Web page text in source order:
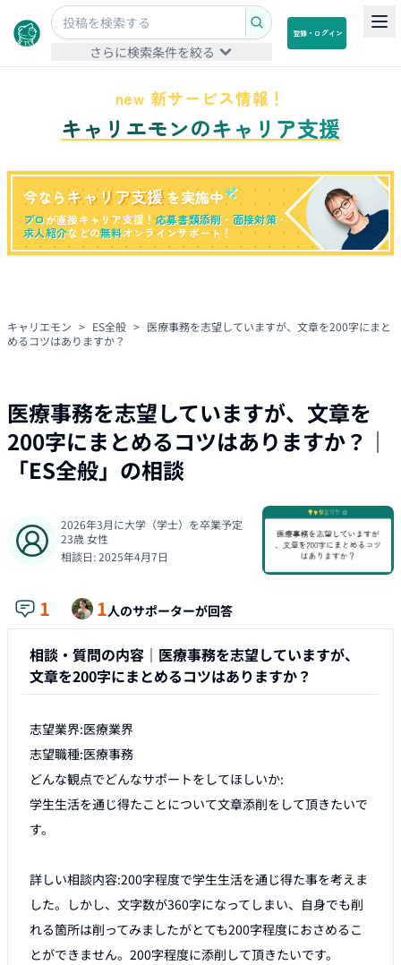
さらに検索条件を絞る
登録・ログイン
new 新サービス情報！
キャリエモンのキャリア支援
今なら キャリア支援 を実施中
プロが直接キャリア支援！応募書類添削 ・ 面接対策・
求人紹介などの無料オンラインサポート！
キャリエモン > ES全般 > 医療事務を志望していますが、文章を200字にまと
めるコツはありますか？
医療事務を志望していますが、文章を
200字にまとめるコツはありますか？ ｜
「ES全般」の相談
2026年3月に大学（学士）を卒業予定
23歳女性
相談日:2025年4月7日
1 1人のサポーターが回答
相談・質問の内容｜ 医療事務を志望していますが、
文章を200字にまとめるコツはありますか？
志望業界:医療業界
志望職種:医療事務
どんな観点でどんなサポートをしてほしいか:
学生生活を通じ得たことについて文章添削をして頂きたいで
す。
詳しい相談内容:200字程度で学生生活を通じ得た事を考えま
した。しかし、文字数が360字になってしまい、自身でも削
れる箇所は削ってみましたがとても200字程度におさめるこ
とができません。200字程度に添削して頂きたいです。